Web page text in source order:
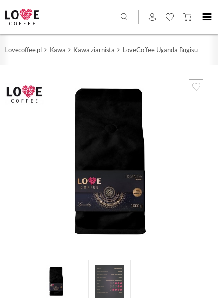
Lovecoffee.pl Kawa Kawa ziarnista LoveCoffee Uganda Bugisu